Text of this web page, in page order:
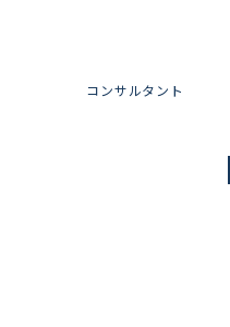
コンサルタント